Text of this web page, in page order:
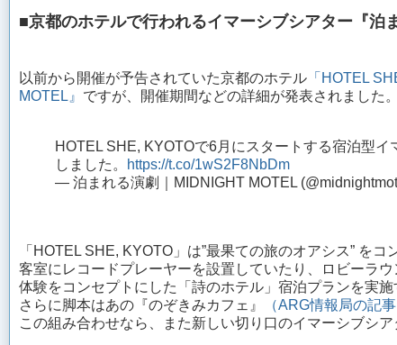
■京都のホテルで行われるイマーシブシアター『
以前から開催が予告されていた京都のホテル 「HOTEL
MOTEL』 ですが、開催期間などの詳細が発表されました。
HOTEL SHE, KYOTOで6月にスタートする宿泊型
しました。
https://t.co/1wS2F8NbDm
— 泊まれる演劇｜MIDNIGHT MOTEL
「HOTEL SHE, KYOTO」は”最果ての旅のオアシス” を
客室にレコードプレーヤーを設置していたり、ロビーラ
体験をコンセプトにした「詩のホテル」宿泊プランを実施
さらに脚本はあの『のぞきみカフェ』
（ARG情報局の記事
この組み合わせなら、また新しい切り口のイマーシブシ